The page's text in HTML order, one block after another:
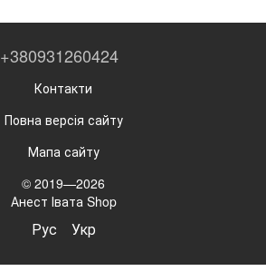
+380931260424
Контакти
Повна версія сайту
Мапа сайту
© 2019—2026
Анест Івата Shop
Рус Укр